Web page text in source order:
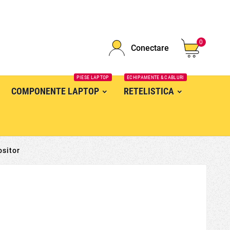
Conectare
0
COMPONENTE LAPTOP
PIESE LAPTOP
RETELISTICA
ECHIPAMENTE & CABLURI